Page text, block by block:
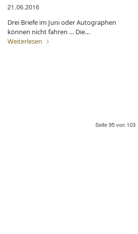
21.06.2016
Drei Briefe im Juni oder Autographen
können nicht fahren … Die…
Weiterlesen
Seite 95 von 103